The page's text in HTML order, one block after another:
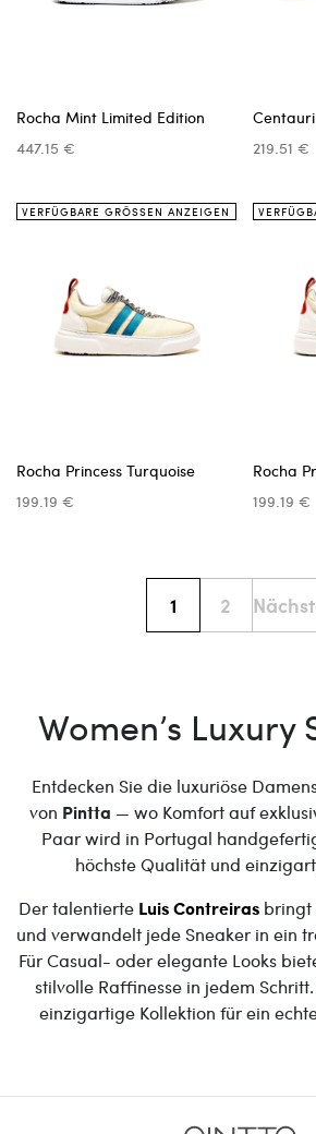
Rocha Mint Limited Edition
447.15 €
Centauri
219.51 €
VERFÜGBARE GRÖSSEN ANZEIGEN
Rocha Princess Turquoise
199.19 €
Rocha
199.19 €
1 2
Women’s Luxury
Entdecken Sie die luxuriöse
von Pintta — wo Komfort auf
Paar wird in Portugal
höchste Qualität und
Der talentierte Luis Contreirasbringt
und verwandelt jede Sneaker in ein
Für Casual- oder elegante Looks
stilvolle Raffinesse in jedem
einzigartige Kollektion für ein